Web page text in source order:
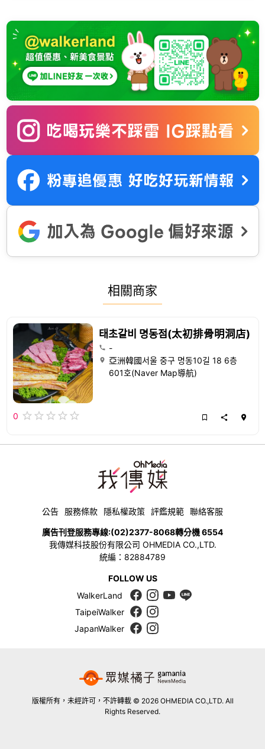
相關商家
태초갈비 명동점(太初排骨明洞店)
-
亞洲韓國서울 중구 명동10길 18 6층
601호(Naver Map導航)
0
公告 服務條款 隱私權政策 評鑑規範 聯絡客服
廣告刊登服務專線:(02)2377-8068轉分機 6554
我傳媒科技股份有限公司 OHMEDIA CO.,LTD.
統編：82884789
FOLLOW US
WalkerLand
TaipeiWalker
JapanWalker
版權所有，未經許可，不許轉載 © 2026 OHMEDIA CO.,LTD. All
Rights Reserved.